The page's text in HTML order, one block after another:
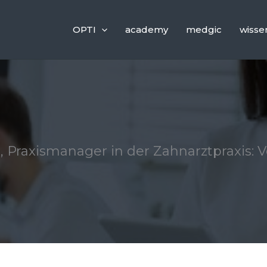
OPTI academy medgic
Praxismanager in der Zahnarztpraxis: